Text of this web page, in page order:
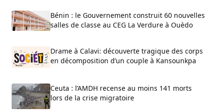
Bénin : le Gouvernement construit 60 nouvelles
salles de classe au CEG La Verdure à Ouèdo
Drame à Calavi: découverte tragique des corps
en décomposition d’un couple à Kansounkpa
Ceuta : l’AMDH recense au moins 141 morts
lors de la crise migratoire